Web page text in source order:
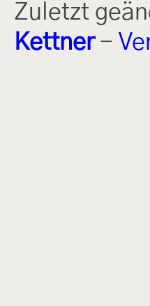
Zuletzt
Kettner-